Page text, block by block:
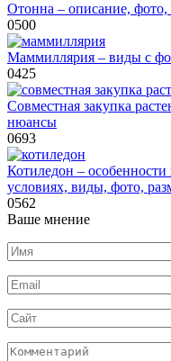
Отонна – описание,
0500
Маммиллярия – виды с
0425
Совместная закупка
нюансы
0693
Котиледон –
условиях, виды, фото,
0562
Ваше мнение
Имя
*
Email
*
Сайт
Комментарий